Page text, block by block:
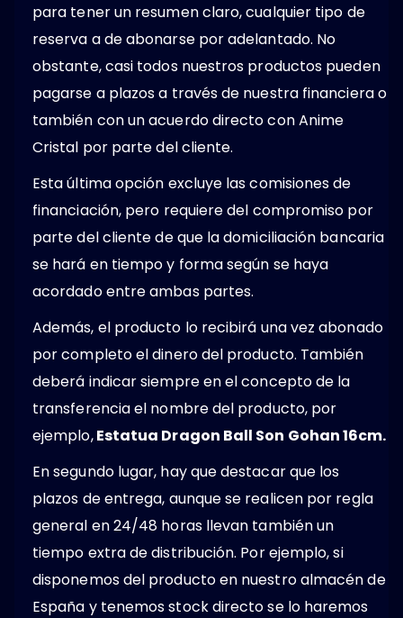
para tener un resumen claro, cualquier tipo de
reserva a de abonarse por adelantado. No
obstante, casi todos nuestros productos pueden
pagarse a plazos a través de nuestra financiera o
también con un acuerdo directo con Anime
Cristal por parte del cliente.
Esta última opción excluye las comisiones de
financiación, pero requiere del compromiso por
parte del cliente de que la domiciliación bancaria
se hará en tiempo y forma según se haya
acordado entre ambas partes.
Además, el producto lo recibirá una vez abonado
por completo el dinero del producto. También
deberá indicar siempre en el concepto de la
transferencia el nombre del producto, por
ejemplo,Estatua Dragon Ball Son Gohan 16cm.
En segundo lugar, hay que destacar que los
plazos de entrega, aunque se realicen por regla
general en 24/48 horas llevan también un
tiempo extra de distribución. Por ejemplo, si
disponemos del producto en nuestro almacén de
España y tenemos stock directo se lo haremos